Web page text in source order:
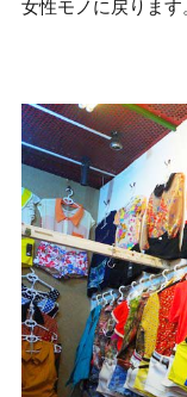
女性モノに戻ります